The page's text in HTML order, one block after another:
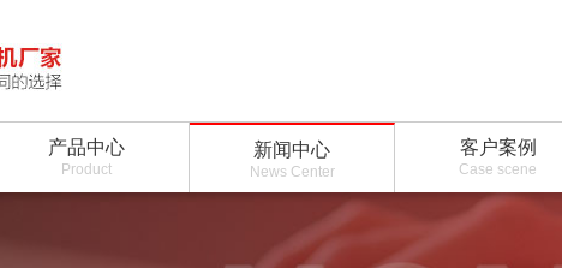
产品中心
Product
新闻中心
News Center
客户案例
Case scene